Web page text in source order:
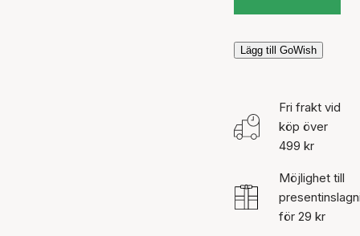
Lägg till GoWish
Fri frakt vid
köp över
499 kr
Möjlighet till
för 29 kr